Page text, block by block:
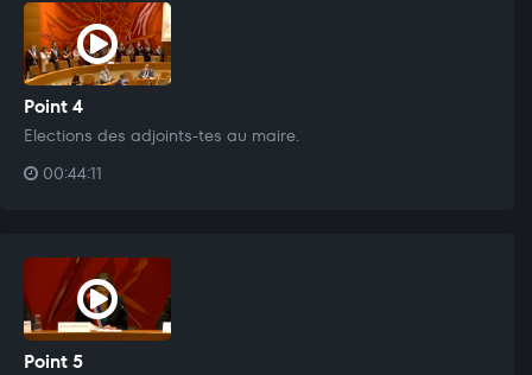
Point 4
Elections des adjoints-tes au maire.
00:44:11
Point 5